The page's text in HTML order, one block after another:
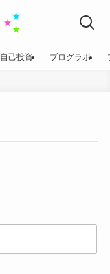
自己投資 ブログラボ